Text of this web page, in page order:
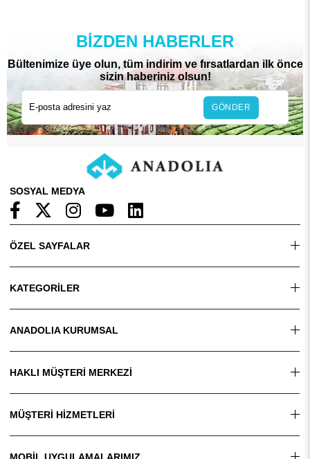
BIZDEN HABERLER
Bültenimize üye olun, tüm indirim ve fırsatlardan ilk önce
sizin haberiniz olsun!
GÖNDER
SOSYAL MEDYA
ÖZEL SAYFALAR
KATEGORİLER
ANADOLIA KURUMSAL
HAKLI MÜŞTERİ MERKEZİ
MÜŞTERİ HİZMETLERİ